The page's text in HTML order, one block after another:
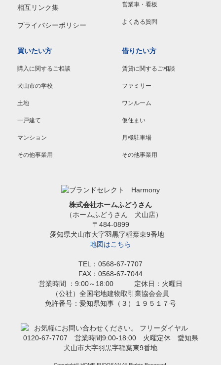
相互リンク集
プライバシーポリシー
営業車・看板
よくある質問
買いたい方
購入に関するご相談
犬山市の学校
土地
一戸建て
マンション
その他事業用
借りたい方
賃貸に関するご相談
ファミリー
ワンルーム
仮住まい
月極駐車場
その他事業用
株式会社ホームふどうさん
（ホームふどうさん 犬山店）
〒484-0899
愛知県犬山市大字羽黒字稲葉東9番地
地図はこちら
TEL：0568-67-7707
FAX：0568-67-7044
営業時間 ：9:00～18:00 定休日：火曜日
（公社）全国宅地建物取引業協会会員
免許番号：愛知県知事（３）１９５１７号